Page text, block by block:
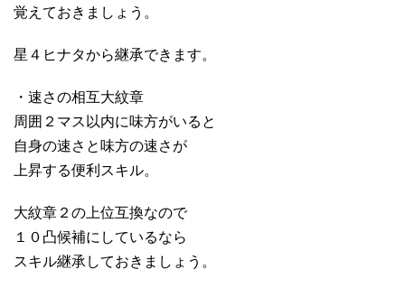
覚えておきましょう。
星４ヒナタから継承できます。
・速さの相互大紋章
周囲２マス以内に味方がいると
自身の速さと味方の速さが
上昇する便利スキル。
大紋章２の上位互換なので
１０凸候補にしているなら
スキル継承しておきましょう。